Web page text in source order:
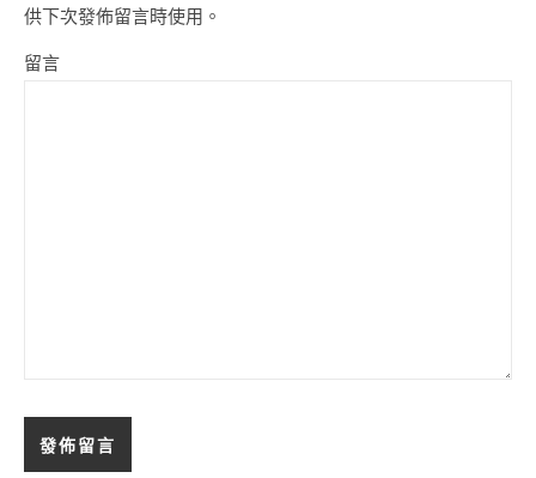
供下次發佈留言時使用。
留言